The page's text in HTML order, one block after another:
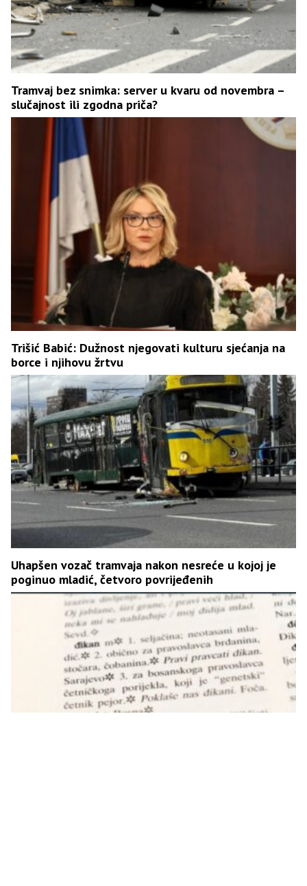
Tramvaj bez snimka: server u kvaru od novembra –
slučajnost ili zgodna priča?
Trišić Babić: Dužnost njegovati kulturu sjećanja na
borce i njihovu žrtvu
Uhapšen vozač tramvaja nakon nesreće u kojoj je
poginuo mladić, četvoro povrijeđenih